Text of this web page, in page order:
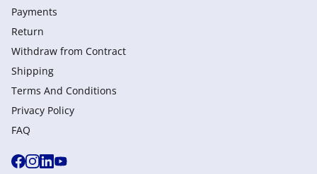
Payments
Return
Withdraw from Сontract
Shipping
Terms And Conditions
Privacy Policy
FAQ